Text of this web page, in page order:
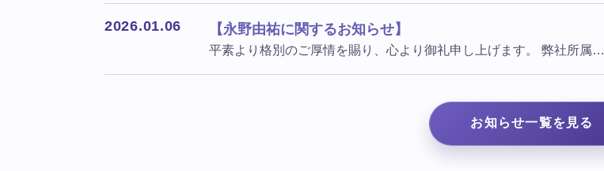
2026.01.06 【永野由祐に関するお知らせ】
平素より格別のご厚情を賜り、心より御礼申し上げます。 弊社所属…
お知らせ一覧を見る